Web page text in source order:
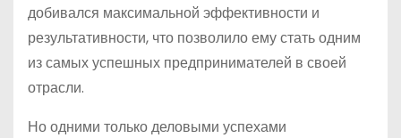
добивался максимальной эффективности и
результативности, что позволило ему стать одним
из самых успешных предпринимателей в своей
отрасли.
Но одними только деловыми успехами